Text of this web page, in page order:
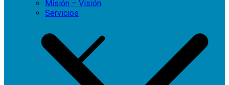
Misión – Visión
Servicios